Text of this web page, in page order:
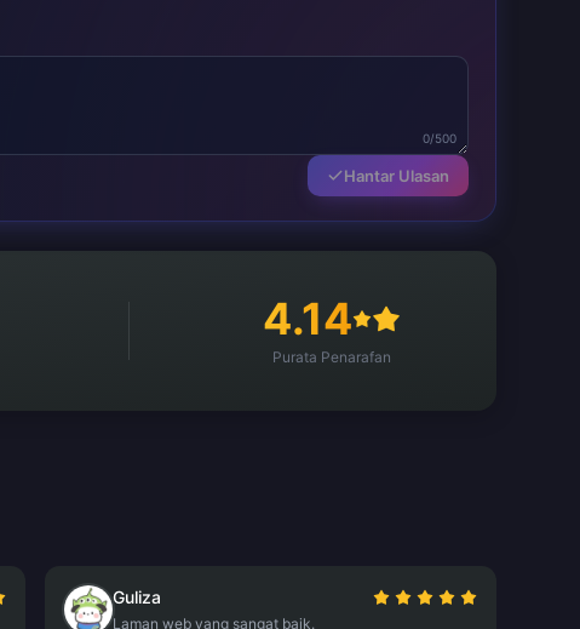
0/500
Hantar Ulasan
4.14
Purata Penarafan
Guliza
Laman web yang sangat baik.